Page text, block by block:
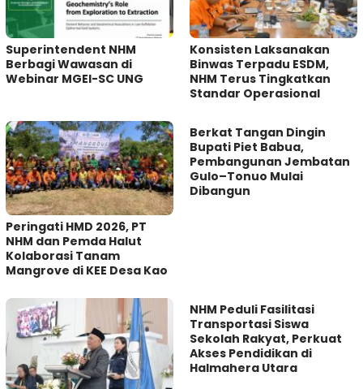
Superintendent NHM
Berbagi Wawasan di
Webinar MGEI-SC UNG
Konsisten Laksanakan
Binwas Terpadu ESDM,
NHM Terus Tingkatkan
Standar Operasional
Peringati HMD 2026, PT
NHM dan Pemda Halut
Kolaborasi Tanam
Mangrove di KEE Desa Kao
Berkat Tangan Dingin
Bupati Piet Babua,
Pembangunan Jembatan
Gulo–Tonuo Mulai
Dibangun
NHM Peduli Fasilitasi
Transportasi Siswa
Sekolah Rakyat, Perkuat
Akses Pendidikan di
Halmahera Utara